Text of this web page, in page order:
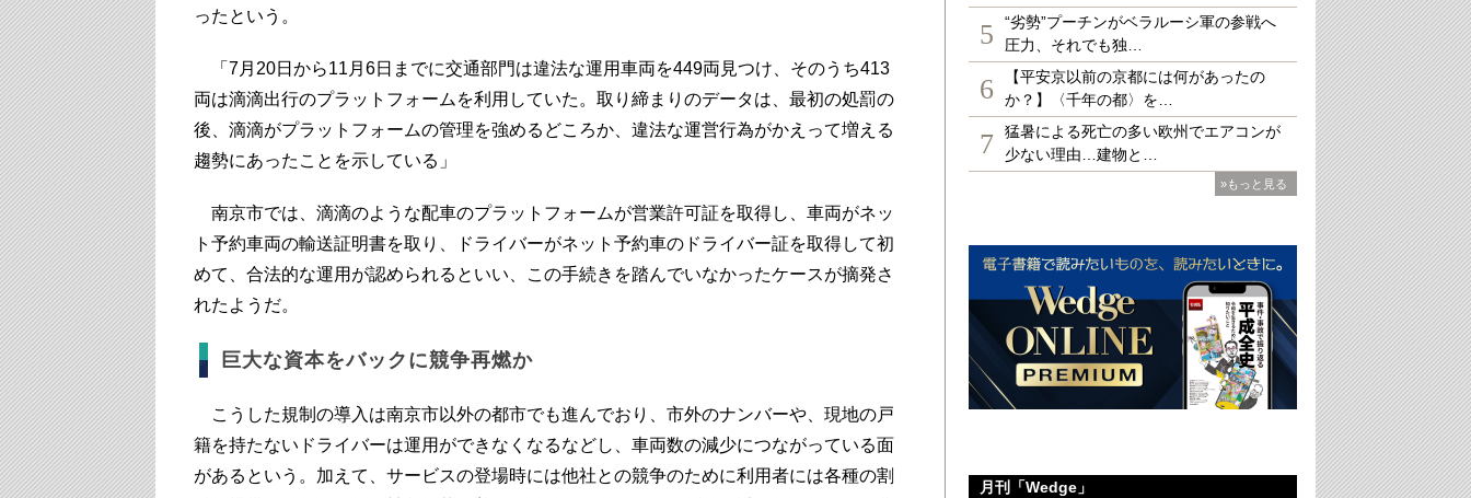
ったという。
「7月20日から11月6日までに交通部門は違法な運用車両を449両見つけ、そのうち413
両は滴滴出行のプラットフォームを利用していた。取り締まりのデータは、最初の処罰の
後、滴滴がプラットフォームの管理を強めるどころか、違法な運営行為がかえって増える
趨勢にあったことを示している」
南京市では、滴滴のような配車のプラットフォームが営業許可証を取得し、車両がネッ
ト予約車両の輸送証明書を取り、ドライバーがネット予約車のドライバー証を取得して初
めて、合法的な運用が認められるといい、この手続きを踏んでいなかったケースが摘発さ
れたようだ。
巨大な資本をバックに競争再燃か
こうした規制の導入は南京市以外の都市でも進んでおり、市外のナンバーや、現地の戸
籍を持たないドライバーは運用ができなくなるなどし、車両数の減少につながっている面
があるという。加えて、サービスの登場時には他社との競争のために利用者には各種の割
5
“劣勢”プーチンがベラルーシ軍の参戦へ
圧力、それでも独…
6
【平安京以前の京都には何があったの
か？】〈千年の都〉を…
7
猛暑による死亡の多い欧州でエアコンが
少ない理由…建物と…
»もっと見る
月刊「Wedge」